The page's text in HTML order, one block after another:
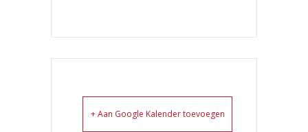
+ Aan Google Kalender toevoegen